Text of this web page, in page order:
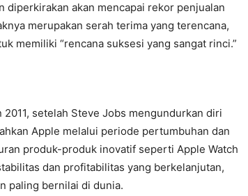
diperkirakan akan mencapai rekor penjualan
merupakan serah terima yang terencana,
memiliki “rencana suksesi yang sangat rinci.”
setelah Steve Jobs mengundurkan diri
Apple melalui periode pertumbuhan dan
produk-produk inovatif seperti Apple Watch
dan profitabilitas yang berkelanjutan,
paling bernilai di dunia.